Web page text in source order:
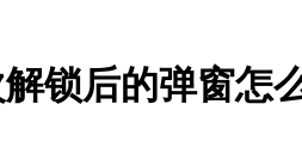
锁后的弹窗怎